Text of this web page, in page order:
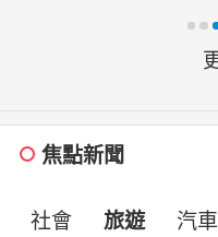
焦點新聞
社會 旅遊 汽車